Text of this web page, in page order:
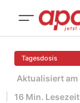
Tagesdosis
Aktualisiert am
16 Min. Lesezeit